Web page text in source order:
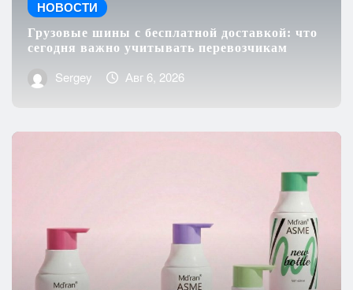
НОВОСТИ
Грузовые шины с бесплатной доставкой: что
сегодня важно учитывать перевозчикам
Sergey Авг 6, 2026